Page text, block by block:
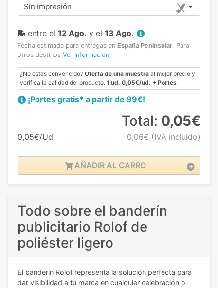
Sin impresión
entre el 12 Ago. y el 13 Ago.
Fecha estimada para entregas en España Peninsular. Para
otros destinos Ver Información
¿No estas convencido? Oferta de una muestra al mejor precio y
verifica la calidad del producto. 1 ud. 0,05€/ud. + Portes
¡Portes gratis* a partir de 99€!
0,05€/Ud.
Total: 0,05€
0,06€ (IVA incluido)
AÑADIR AL CARRO
Todo sobre el banderín
publicitario Rolof de
poliéster ligero
El banderín Rolof representa la solución perfecta para
dar visibilidad a tu marca en cualquier celebración o